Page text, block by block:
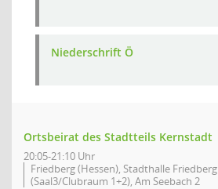
Niederschrift Ö
Ortsbeirat des Stadtteils Kernstadt
20:05-21:10 Uhr
Friedberg (Hessen), Stadthalle Friedberg
(Saal3/Clubraum 1+2), Am Seebach 2